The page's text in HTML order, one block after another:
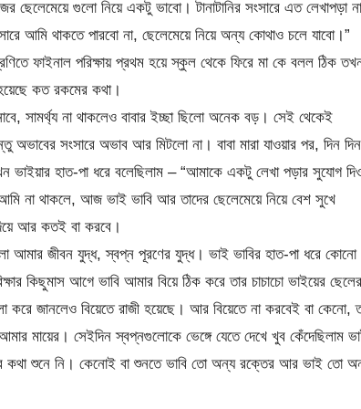
গুলো নিয়ে একটু ভাবো। টানাটানির সংসারে এত লেখাপড়া না
আমি থাকতে পারবো না, ছেলেমেয়ে নিয়ে অন্য কোথাও চলে যাবো।”
ফাইনাল পরিক্ষায় প্রথম হয়ে স্কুল থেকে ফিরে মা কে বলল ঠিক
কত রকমের কথা।
সামর্থ্য না থাকলেও বাবার ইচ্ছা ছিলো অনেক বড়। সেই থেকেই
সংসারে অভাব আর মিটলো না। বাবা মারা যাওয়ার পর, দিন দিন
হাত-পা ধরে বলেছিলাম – “আমাকে একটু লেখা পড়ার সুযোগ
না থাকলে, আজ ভাই ভাবি আর তাদের ছেলেমেয়ে নিয়ে বেশ সুখে
আর কতই বা করবে।
আমার জীবন যুদ্ধ, স্বপ্ন পূরণের যুদ্ধ। ভাই ভাবির হাত-পা ধরে কোনো
কিছুমাস আগে ভাবি আমার বিয়ে ঠিক করে তার চাচাচো ভাইয়ের ছেলের
জানলেও বিয়েতে রাজী হয়েছে। আর বিয়েতে না করবেই বা কেনো,
মায়ের। সেইদিন স্বপ্নগুলোকে ভেঙ্গে যেতে দেখে খুব কেঁদেছিলাম
কথা শুনে নি। কেনোই বা শুনতে ভাবি তো অন্য রক্তের আর ভাই তো